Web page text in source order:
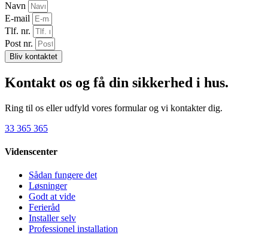
Navn
E-mail
Tlf. nr.
Post nr.
Bliv kontaktet
Kontakt os og få din sikkerhed i hus.
Ring til os eller udfyld vores formular og vi kontakter dig.
33 365 365
Videnscenter
Sådan fungere det
Løsninger
Godt at vide
Ferieråd
Installer selv
Professionel installation